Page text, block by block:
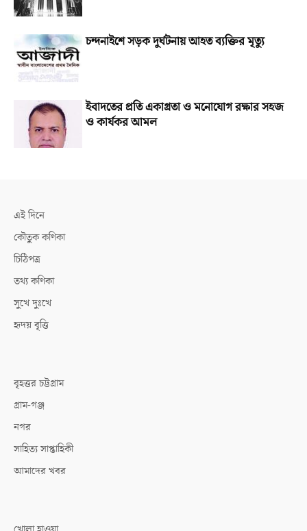
চন্দনাইশে সড়ক দুর্ঘটনায় আহত ব্যক্তির মৃত্যু
ইবাদতের প্রতি একাগ্রতা ও মনোযোগ রক্ষার সহজ
ও কার্যকর আমল
এই দিনে
কৌতুক কণিকা
চিঠিপত্র
তথ্য কণিকা
সুখে দুঃখে
হৃদয় বৃত্তি
বৃহত্তর চট্টগ্রাম
গ্রাম-গঞ্জ
নগর
সাহিত্য সাপ্তাহিকী
আমাদের খবর